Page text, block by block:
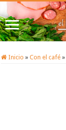
Inicio » Con el café »